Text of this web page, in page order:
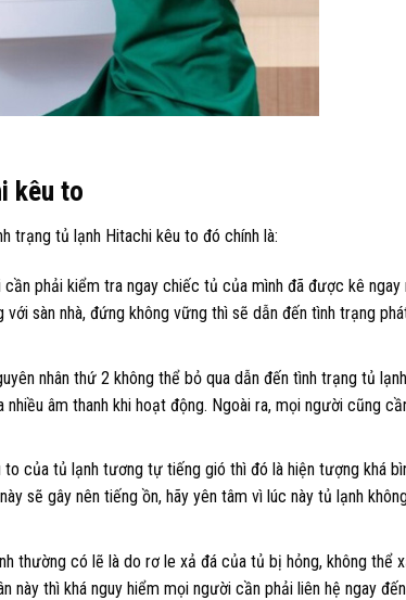
kêu to
trạng tủ lạnh Hitachi kêu to đó chính là:
phải kiểm tra ngay chiếc tủ của mình đã được kê ngay
sàn nhà, đứng không vững thì sẽ dẫn đến tình trạng
nhân thứ 2 không thể bỏ qua dẫn đến tình trạng tủ
âm thanh khi hoạt động. Ngoài ra, mọi người cũng
to của tủ lạnh tương tự tiếng gió thì đó là hiện tượng khá
sẽ gây nên tiếng ồn, hãy yên tâm vì lúc này tủ lạnh
thường có lẽ là do rơ le xả đá của tủ bị hỏng, không thể
này thì khá nguy hiểm mọi người cần phải liên hệ ngay